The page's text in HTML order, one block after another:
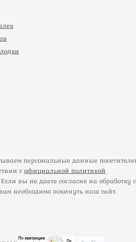
персональные данные
с официальной политикой
вы не даете согласия на обработку
необходимо покинуть наш сайт.